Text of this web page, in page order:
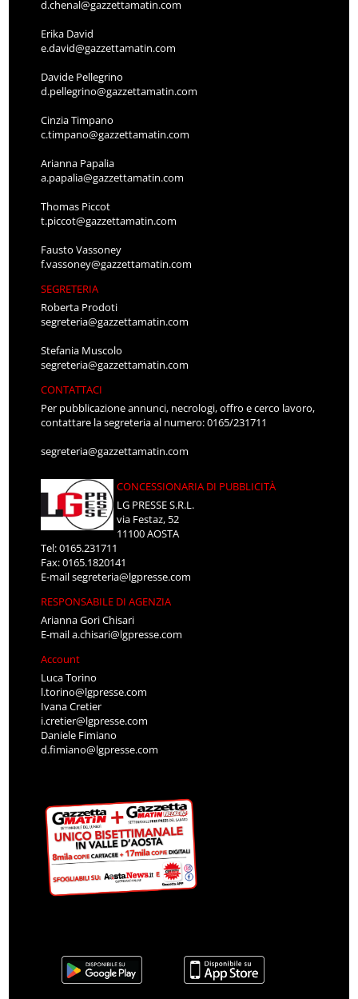
d.chenal@gazzettamatin.com
Erika David
e.david@gazzettamatin.com
Davide Pellegrino
d.pellegrino@gazzettamatin.com
Cinzia Timpano
c.timpano@gazzettamatin.com
Arianna Papalia
a.papalia@gazzettamatin.com
Thomas Piccot
t.piccot@gazzettamatin.com
Fausto Vassoney
f.vassoney@gazzettamatin.com
SEGRETERIA
Roberta Prodoti
segreteria@gazzettamatin.com
Stefania Muscolo
segreteria@gazzettamatin.com
CONTATTACI
Per pubblicazione annunci, necrologi, offro e cerco lavoro,
contattare la segreteria al numero: 0165/231711
segreteria@gazzettamatin.com
CONCESSIONARIA DI PUBBLICITÀ
LG PRESSE S.R.L.
via Festaz, 52
11100 AOSTA
Tel: 0165.231711
Fax: 0165.1820141
E-mailsegreteria@lgpresse.com
RESPONSABILE DI AGENZIA
Arianna Gori Chisari
E-maila.chisari@lgpresse.com
Account
Luca Torino
l.torino@lgpresse.com
Ivana Cretier
i.cretier@lgpresse.com
Daniele Fimiano
d.fimiano@lgpresse.com